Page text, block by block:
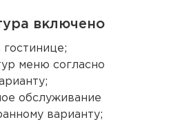
включено
меню согласно
обслуживание
варианту;